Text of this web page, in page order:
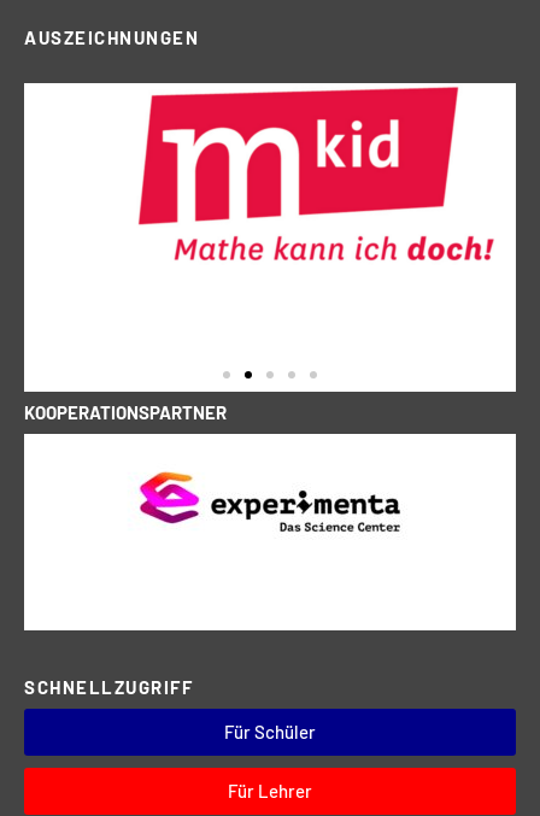
AUSZEICHNUNGEN
KOOPERATIONSPARTNER
SCHNELLZUGRIFF
Für Schüler
Für Lehrer